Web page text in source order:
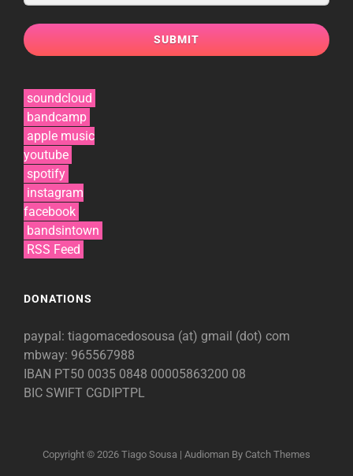
SUBMIT
soundcloud
bandcamp
apple music
youtube
spotify
instagram
facebook
bandsintown
RSS Feed
DONATIONS
paypal: tiagomacedosousa (at) gmail (dot) com
mbway: 965567988
IBAN PT50 0035 0848 00005863200 08
BIC SWIFT CGDIPTPL
Copyright © 2026 Tiago Sousa | Audioman By Catch Themes